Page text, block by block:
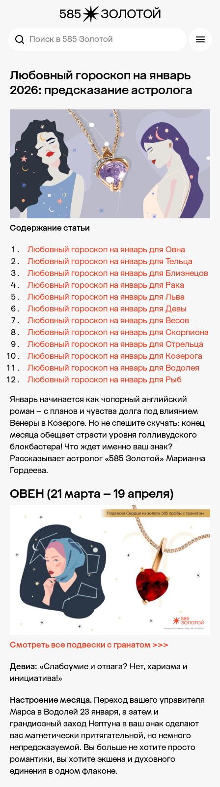
Поиск в 585 Золотой
Любовный гороскоп на январь
2026: предсказание астролога
Содержание статьи
Любовный гороскоп на январь для Овна
Любовный гороскоп на январь для Тельца
Любовный гороскоп на январь для Близнецов
Любовный гороскоп на январь для Рака
Любовный гороскоп на январь для Льва
Любовный гороскоп на январь для Девы
Любовный гороскоп на январь для Весов
Любовный гороскоп на январь для Скорпиона
Любовный гороскоп на январь для Стрельца
Любовный гороскоп на январь для Козерога
Любовный гороскоп на январь для Водолея
Любовный гороскоп на январь для Рыб
Январь начинается как чопорный английский
роман – с планов и чувства долга под влиянием
Венеры в Козероге. Но не спешите скучать: конец
месяца обещает страсти уровня голливудского
блокбастера! Что ждет именно ваш знак?
Рассказывает астролог «585 Золотой» Марианна
Гордеева.
ОВЕН (21 марта – 19 апреля)
Смотреть все подвески с гранатом >>>
Девиз: «Слабоумие и отвага? Нет, харизма и
инициатива!»
Настроение месяца. Переход вашего управителя
Марса в Водолей 23 января, а затем и
грандиозный заход Нептуна в ваш знак сделают
вас магнетически притягательной, но немного
непредсказуемой. Вы больше не хотите просто
романтики, вы хотите экшена и духовного
единения в одном флаконе.